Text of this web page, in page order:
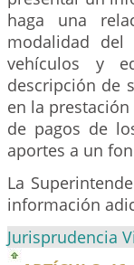
haga una
modalidad del
vehículos y
descripción de
en la
de pagos de
aportes a un
La
información
Jurisprudencia